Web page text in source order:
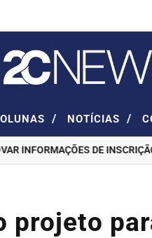
/ NOTÍCIAS /
DE INSCRIÇÃO
projeto